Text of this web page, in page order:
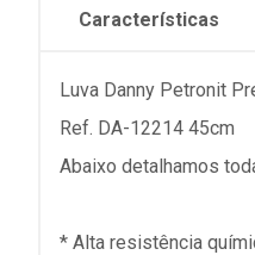
Características
Luva Danny Petronit
Ref. DA-12214 45cm
Abaixo detalhamos
* Alta resistência